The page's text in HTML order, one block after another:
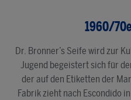
1960/
Dr. Bronner’s Seife wird zur
Jugend begeistert sich für
der auf den Etiketten der
Fabrik zieht nach Escondido